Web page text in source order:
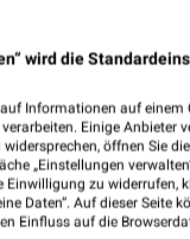
HIT in Idstein
Mi 06 Do 07 Fr
ab 03.08.
wird die
Informationen auf einem
Einige
öffnen Sie
„Einstellungen
Einwilligung zu
Daten“. Auf dieser Seite
Einfluss auf die